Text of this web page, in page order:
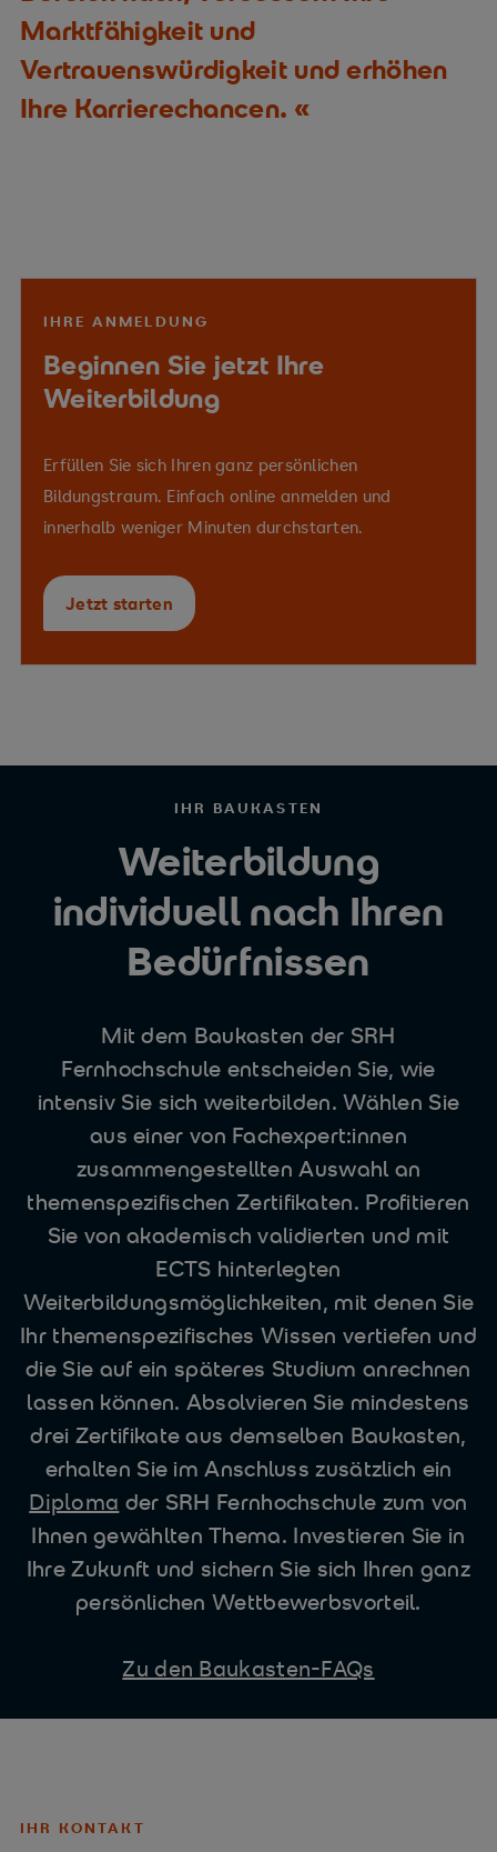
Marktfähigkeit und
Vertrauenswürdigkeit und erhöhen
Ihre Karrierechancen.
IHRE ANMELDUNG
Beginnen Sie jetzt Ihre
Weiterbildung
Erfüllen Sie sich Ihren ganz persönlichen
Bildungstraum. Einfach online anmelden und
innerhalb weniger Minuten durchstarten.
Jetzt starten
IHR BAUKASTEN
Weiterbildung
individuell nach Ihren
Bedürfnissen
Mit dem Baukasten der SRH
Fernhochschule entscheiden Sie, wie
intensiv Sie sich weiterbilden. Wählen Sie
aus einer von Fachexpert:innen
zusammengestellten Auswahl an
themenspezifischen Zertifikaten. Profitieren
Sie von akademisch validierten und mit
ECTS hinterlegten
Weiterbildungsmöglichkeiten, mit denen Sie
Ihr themenspezifisches Wissen vertiefen und
die Sie auf ein späteres Studium anrechnen
lassen können. Absolvieren Sie mindestens
drei Zertifikate aus demselben Baukasten,
erhalten Sie im Anschluss zusätzlich ein
Diploma der SRH Fernhochschule zum von
Ihnen gewählten Thema. Investieren Sie in
Ihre Zukunft und sichern Sie sich Ihren ganz
persönlichen Wettbewerbsvorteil.
Zu den Baukasten-FAQs
IHR KONTAKT